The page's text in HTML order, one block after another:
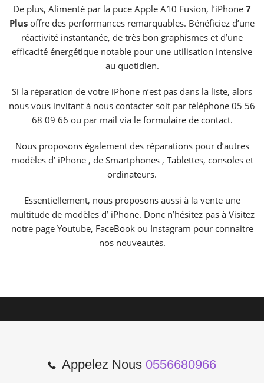
De plus, Alimenté par la puce Apple A10 Fusion, l’iPhone 7
Plus offre des performances remarquables. Bénéficiez d’une
réactivité instantanée, de très bon graphismes et d’une
efficacité énergétique notable pour une utilisation intensive
au quotidien.
Si la réparation de votre iPhone n’est pas dans la liste, alors
nous vous invitant à nous contacter soit par téléphone 05 56
68 09 66 ou par mail via le formulaire de contact.
Nous proposons également des réparations pour d’autres
modèles d’ iPhone , de Smartphones, Tablettes, consoleset
ordinateurs.
Essentiellement, nous proposons aussi à la vente une
multitude de modèles d’ iPhone. Donc n’hésitez pas à Visitez
notre page Youtube, FaceBookou Instagram pour connaitre
nos nouveautés.
Appelez Nous 0556680966